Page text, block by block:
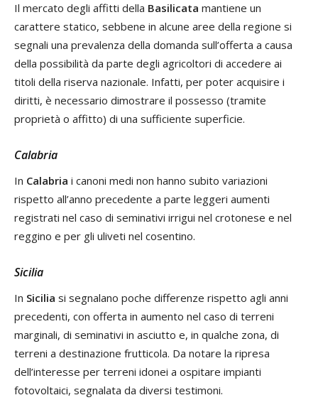
Il mercato degli affitti della Basilicata mantiene un
carattere statico, sebbene in alcune aree della regione si
segnali una prevalenza della domanda sull’offerta a causa
della possibilità da parte degli agricoltori di accedere ai
titoli della riserva nazionale. Infatti, per poter acquisire i
diritti, è necessario dimostrare il possesso (tramite
proprietà o affitto) di una sufficiente superficie.
Calabria
In Calabria i canoni medi non hanno subito variazioni
rispetto all’anno precedente a parte leggeri aumenti
registrati nel caso di seminativi irrigui nel crotonese e nel
reggino e per gli uliveti nel cosentino.
Sicilia
In Sicilia si segnalano poche differenze rispetto agli anni
precedenti, con offerta in aumento nel caso di terreni
marginali, di seminativi in asciutto e, in qualche zona, di
terreni a destinazione frutticola. Da notare la ripresa
dell’interesse per terreni idonei a ospitare impianti
fotovoltaici, segnalata da diversi testimoni.